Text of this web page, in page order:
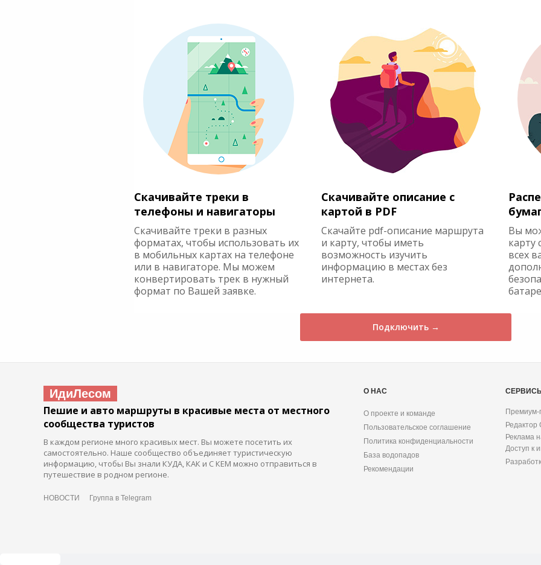
Скачивайте треки в
телефоны и навигаторы
Скачивайте треки в разных
форматах, чтобы использовать их
в мобильных картах на телефоне
или в навигаторе. Мы можем
конвертировать трек в нужный
формат по Вашей заявке.
Скачивайте описание с
картой в PDF
Скачайте pdf-описание маршрута
и карту, чтобы иметь
возможность изучить
информацию в местах без
интернета.
Вы
карту
всех
Подключить →
ИдиЛесом
Пешие и авто маршруты в красивые места от местного
сообщества туристов
В каждом регионе много красивых мест. Вы можете посетить их
самостоятельно. Наше сообщество объединяет туристическую
информацию, чтобы Вы знали КУДА, КАК и С КЕМ можно отправиться в
путешествие в родном регионе.
НОВОСТИ Группа в Telegram
О НАС
О проекте и команде
Пользовательское соглашение
Политика конфиденциальности
База водопадов
Рекомендации
Премиум-
Редактор
Реклама
Доступ к